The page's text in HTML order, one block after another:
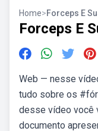
Home>Forceps E
Forceps E
Web — nesse
tudo sobre os
desse vídeo você
documento